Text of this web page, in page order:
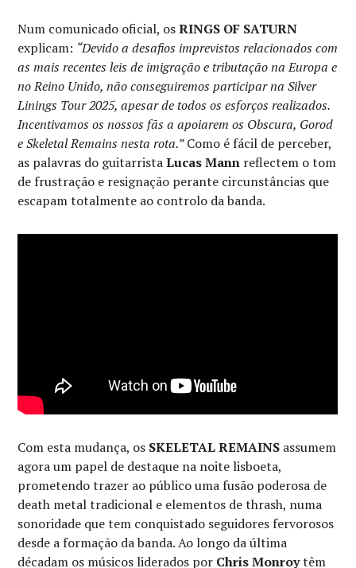
Num comunicado oficial, osRINGS OF SATURN
explicam: “Devido a desafios imprevistos relacionados com
as mais recentes leis de imigração e tributação na Europa e
no Reino Unido, não conseguiremos participar na Silver
Linings Tour 2025, apesar de todos os esforços realizados.
Incentivamos os nossos fãs a apoiarem os Obscura, Gorod
e Skeletal Remains nesta rota.”Como é fácil de perceber,
as palavras do guitarristaLucas Mann reflectem o tom
de frustração e resignação perante circunstâncias que
escapam totalmente ao controlo da banda.
Com esta mudança, os SKELETAL REMAINS assumem
agora um papel de destaque na noite lisboeta,
prometendo trazer ao público uma fusão poderosa de
death metal tradicional e elementos de thrash, numa
sonoridade que tem conquistado seguidores fervorosos
desde a formação da banda. Ao longo da última
décadam os músicos liderados por Chris Monroytêm